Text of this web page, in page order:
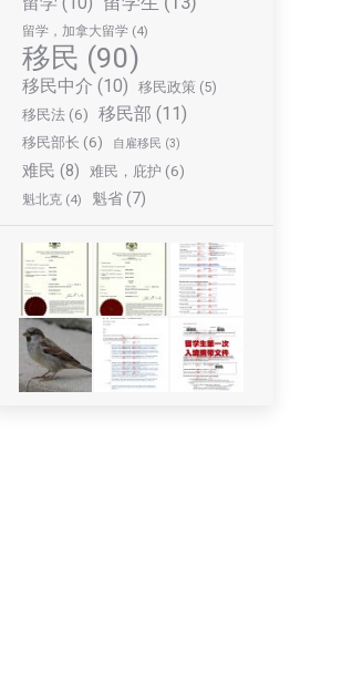
留学，加拿大留学 (4)
移民 (90)
移民中介 (10) 移民政策 (5)
移民法 (6) 移民部 (11)
移民部长 (6) 自雇移民 (3)
难民 (8) 难民，庇护 (6)
魁北克 (4) 魁省(7)